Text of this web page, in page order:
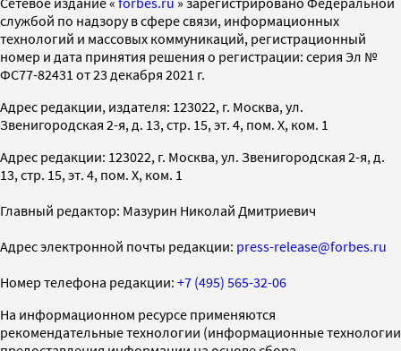
службой по надзору в сфере связи, информационных
технологий и массовых коммуникаций, регистрационный
номер и дата принятия решения о регистрации: серия Эл №
ФС77-82431 от 23 декабря 2021 г.
Адрес редакции, издателя: 123022, г. Москва, ул.
Звенигородская 2-я, д. 13, стр. 15, эт. 4, пом. X, ком. 1
Адрес редакции: 123022, г. Москва, ул. Звенигородская 2-я, д.
13, стр. 15, эт. 4, пом. X, ком. 1
Главный редактор: Мазурин Николай Дмитриевич
Адрес электронной почты редакции: press-release@forbes.ru
Номер телефона редакции: +7 (495) 565-32-06
На информационном ресурсе применяются
рекомендательные технологии (информационные технологии